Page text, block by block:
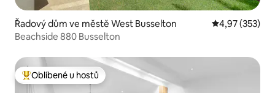
Řadový dům ve městě West Busselton Průměrné
4,97 (353)
Beachside 880 Busselton
Nejlepší v kategorii Oblíbené u hostů
Oblíbené u hostů